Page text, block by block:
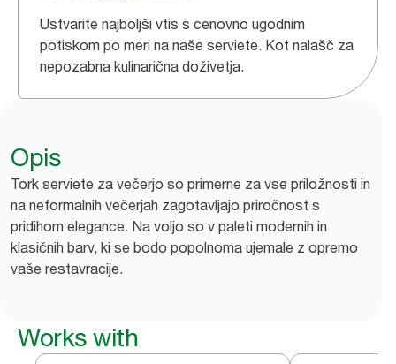
Ustvarite najboljši vtis s cenovno ugodnim
potiskom po meri na naše serviete. Kot nalašč za
nepozabna kulinarična doživetja.
Opis
Tork serviete za večerjo so primerne za vse priložnosti in
na neformalnih večerjah zagotavljajo priročnost s
pridihom elegance. Na voljo so v paleti modernih in
klasičnih barv, ki se bodo popolnoma ujemale z opremo
vaše restavracije.
Works with